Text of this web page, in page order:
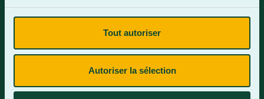
Tout autoriser
Autoriser la sélection
Contactez-nous